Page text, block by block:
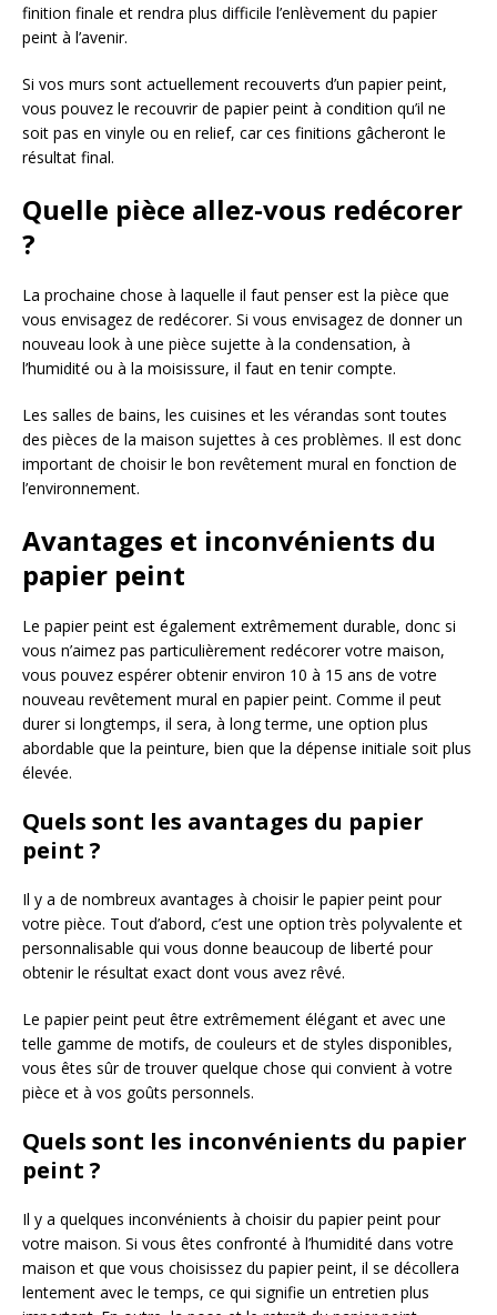
finition finale et rendra plus difficile l’enlèvement du papier
peint à l’avenir.
Si vos murs sont actuellement recouverts d’un papier peint,
vous pouvez le recouvrir de papier peint à condition qu’il ne
soit pas en vinyle ou en relief, car ces finitions gâcheront le
résultat final.
Quelle pièce allez-vous redécorer
?
La prochaine chose à laquelle il faut penser est la pièce que
vous envisagez de redécorer. Si vous envisagez de donner un
nouveau look à une pièce sujette à la condensation, à
l’humidité ou à la moisissure, il faut en tenir compte.
Les salles de bains, les cuisines et les vérandas sont toutes
des pièces de la maison sujettes à ces problèmes. Il est donc
important de choisir le bon revêtement mural en fonction de
l’environnement.
Avantages et inconvénients du
papier peint
Le papier peint est également extrêmement durable, donc si
vous n’aimez pas particulièrement redécorer votre maison,
vous pouvez espérer obtenir environ 10 à 15 ans de votre
nouveau revêtement mural en papier peint. Comme il peut
durer si longtemps, il sera, à long terme, une option plus
abordable que la peinture, bien que la dépense initiale soit plus
élevée.
Quels sont les avantages du papier
peint ?
Il y a de nombreux avantages à choisir le papier peint pour
votre pièce. Tout d’abord, c’est une option très polyvalente et
personnalisable qui vous donne beaucoup de liberté pour
obtenir le résultat exact dont vous avez rêvé.
Le papier peint peut être extrêmement élégant et avec une
telle gamme de motifs, de couleurs et de styles disponibles,
vous êtes sûr de trouver quelque chose qui convient à votre
pièce et à vos goûts personnels.
Quels sont les inconvénients du papier
peint ?
Il y a quelques inconvénients à choisir du papier peint pour
votre maison. Si vous êtes confronté à l’humidité dans votre
maison et que vous choisissez du papier peint, il se décollera
lentement avec le temps, ce qui signifie un entretien plus